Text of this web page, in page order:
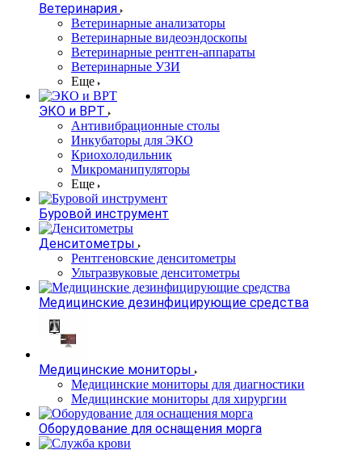
Ветеринария
Ветеринарные анализаторы
Ветеринарные видеоэндоскопы
Ветеринарные рентген-аппараты
Ветеринарные УЗИ
Еще
ЭКО и ВРТ
Антивибрационные столы
Инкубаторы для ЭКО
Криохолодильник
Микроманипуляторы
Еще
Буровой инструмент
Денситометры
Рентгеновские денситометры
Ультразвуковые денситометры
Медицинские дезинфицирующие средства
Медицинские мониторы
Медицинские мониторы для диагностики
Медицинские мониторы для хирургии
Оборудование для оснащения морга